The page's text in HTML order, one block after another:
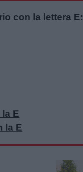
con la lettera E:
E
la E